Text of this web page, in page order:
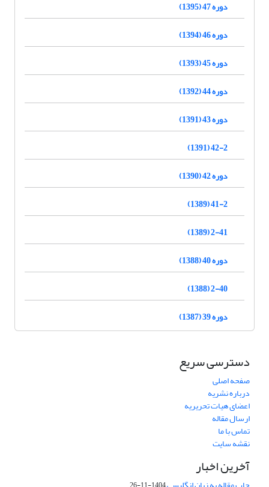
دوره 47 (1395)
دوره 46 (1394)
دوره 45 (1393)
دوره 44 (1392)
دوره 43 (1391)
42-2 (1391)
دوره 42 (1390)
41-2 (1389)
2-41 (1389)
دوره 40 (1388)
2-40 (1388)
دوره 39 (1387)
دسترسی سریع
صفحه اصلی
درباره نشریه
اعضای هیات تحریریه
ارسال مقاله
تماس با ما
نقشه سایت
آخرین اخبار